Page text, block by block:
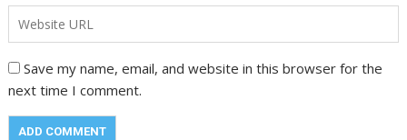
Save my name, email, and website in this browser for the
next time I comment.